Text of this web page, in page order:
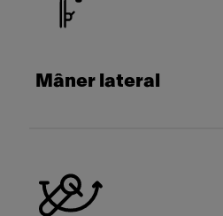
Mâner lateral